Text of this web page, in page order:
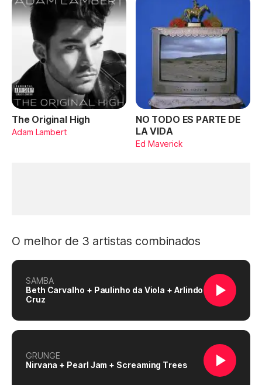
The Original High
Adam Lambert
NO TODO ES PARTE DE
LA VIDA
Ed Maverick
O melhor de 3 artistas combinados
SAMBA
Beth Carvalho + Paulinho da Viola + Arlindo
Cruz
GRUNGE
Nirvana + Pearl Jam + Screaming Trees